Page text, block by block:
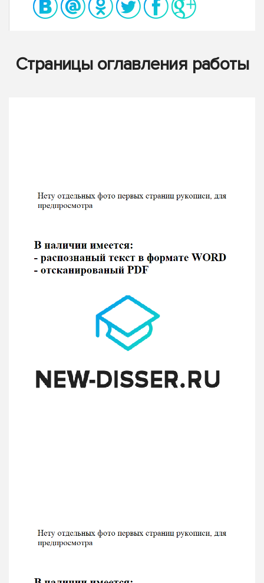
Страницы оглавления работы